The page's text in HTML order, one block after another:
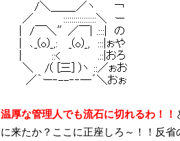
温厚な管理人でも流石に切れるわ！！
に来たか？ここに正座しろ～！！反省